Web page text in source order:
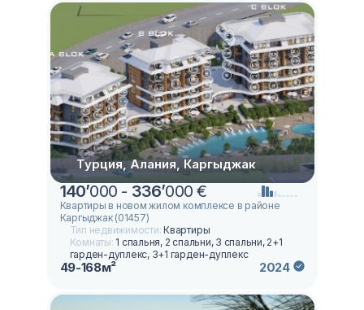
Турция, Алания, Каргыджак
140’000 - 336’000 €
Квартиры в новом жилом комплексе в районе
Каргыджак (01457)
Тип недвижимости:Квартиры
Комнаты: 1 спальня, 2 спальни, 3 спальни, 2+1
гарден-дуплекс, 3+1 гарден-дуплекс
49-168м² 2024